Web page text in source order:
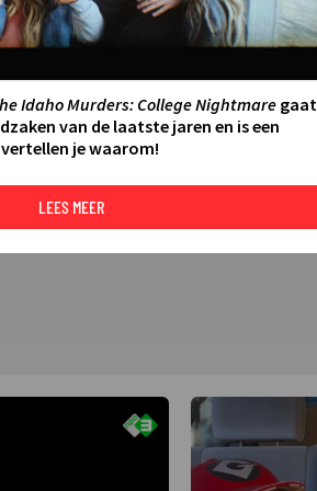
Idaho Murders: College Nightmaregaat
van de laatste jaren en is een
je waarom!
LEES MEER